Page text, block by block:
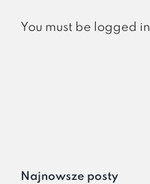
You must be logged in
Najnowsze posty